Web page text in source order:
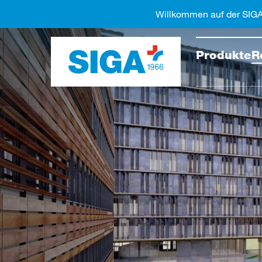
Diese
Produkte
Willkommen auf der